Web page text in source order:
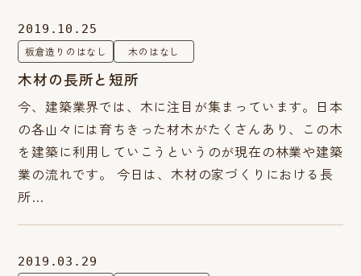
2019.10.25
板倉造りのはなし 木のはなし
木材の長所と短所
今、建築業界では、木に注目が集まっています。日本
の各山々には育ちきった材木がたくさんあり、この木
を建築に利用していこうというのが現在の林業や建築
業の流れです。 今日は、木材の家づくりにおける長
所…
2019.03.29